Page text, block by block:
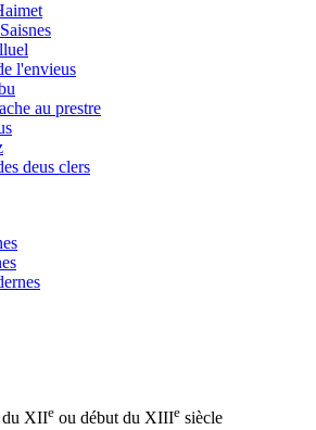
l'envieus
au prestre
deus clers
du XIIe ou début du XIIIe siècle